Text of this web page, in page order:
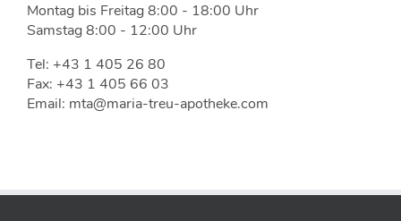
Montag bis Freitag 8:00 - 18:00 Uhr
Samstag 8:00 - 12:00 Uhr
Tel: +43 1 405 26 80
Fax: +43 1 405 66 03
Email: mta@maria-treu-apotheke.com